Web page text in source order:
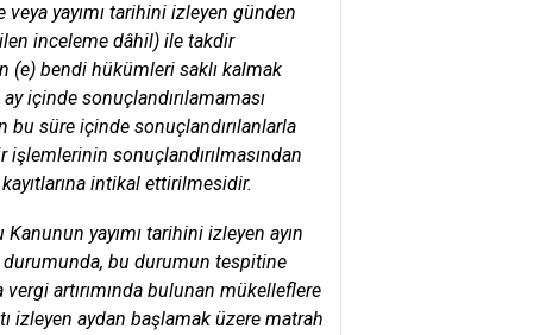
yayımı tarihini izleyen günden
inceleme dâhil) ile takdir
(e) bendi hükümleri saklı kalmak
içinde sonuçlandırılamaması
süre içinde sonuçlandırılanlarla
sonuçlandırılmasından
intikal ettirilmesidir.
yayımı tarihini izleyen ayın
durumunda, bu durumun tespitine
artırımında bulunan mükelleflere
izleyen aydan başlamak üzere matrah